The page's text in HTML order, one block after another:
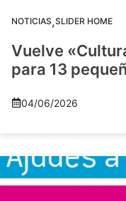
NOTICIAS,SLIDER HOME
Vuelve
para 13
04/06/2026